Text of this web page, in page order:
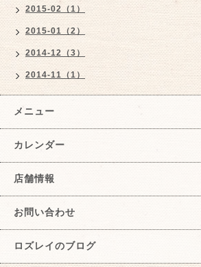
2015-02（1）
2015-01（2）
2014-12（3）
2014-11（1）
メニュー
カレンダー
店舗情報
お問い合わせ
ロズレイのブログ